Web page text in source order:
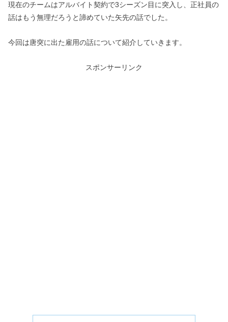
現在のチームはアルバイト契約で3シーズン目に突入し、正社員の
話はもう無理だろうと諦めていた矢先の話でした。
今回は唐突に出た雇用の話について紹介していきます。
スポンサーリンク